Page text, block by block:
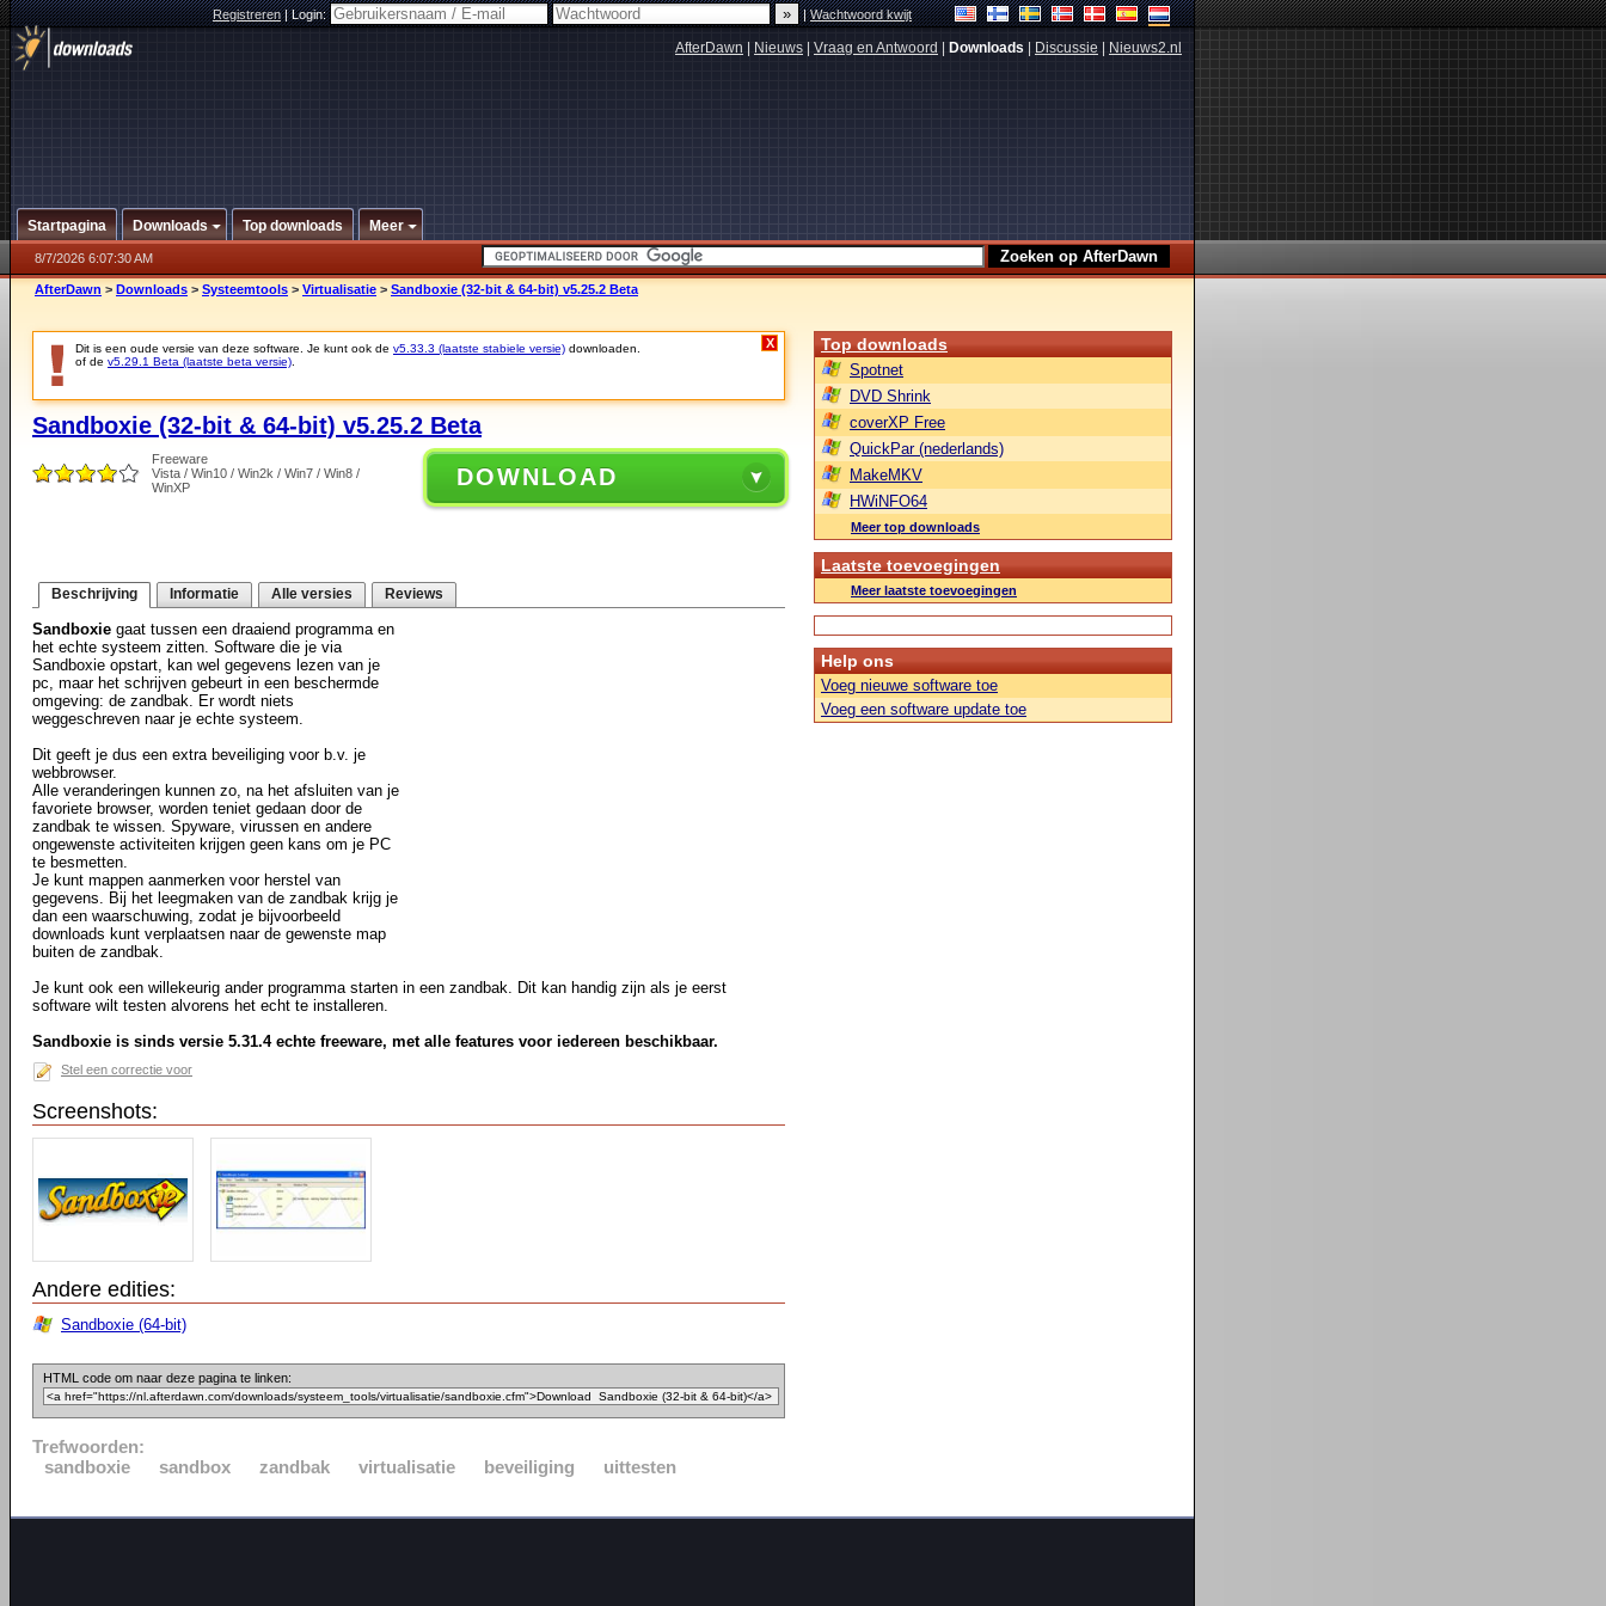
Registreren|Login: |Wachtwoord kwijt
AfterDawn Nieuws Vraag en Antwoord Downloads Discussie Nieuws2.nl
Startpagina Downloads Top downloads Meer
8/7/2026 6:07:30 AM
AfterDawn > Downloads > Systeemtools > Virtualisatie > Sandboxie (32-bit & 64-bit) v5.25.2 Beta
Dit is een oude versie van deze software. Je kunt ook de v5.33.3 (laatste stabiele versie) downloaden.
of de v5.29.1 Beta (laatste beta versie)
X
Sandboxie (32-bit & 64-bit) v5.25.2 Beta
Freeware
Vista / Win10 / Win2k / Win7 / Win8 /
WinXP
DOWNLOAD
Beschrijving Informatie Alle versies Reviews
Sandboxie gaat tussen een draaiend programma en
het echte systeem zitten. Software die je via
Sandboxie opstart, kan wel gegevens lezen van je
pc, maar het schrijven gebeurt in een beschermde
omgeving: de zandbak. Er wordt niets
weggeschreven naar je echte systeem.
Dit geeft je dus een extra beveiliging voor b.v. je
webbrowser.
Alle veranderingen kunnen zo, na het afsluiten van je
favoriete browser, worden teniet gedaan door de
zandbak te wissen. Spyware, virussen en andere
ongewenste activiteiten krijgen geen kans om je PC
te besmetten.
Je kunt mappen aanmerken voor herstel van
gegevens. Bij het leegmaken van de zandbak krijg je
dan een waarschuwing, zodat je bijvoorbeeld
downloads kunt verplaatsen naar de gewenste map
buiten de zandbak.
Je kunt ook een willekeurig ander programma starten in een zandbak. Dit kan handig zijn als je eerst
software wilt testen alvorens het echt te installeren.
Sandboxie is sinds versie 5.31.4 echte freeware, met alle features voor iedereen beschikbaar.
Stel een correctie voor
Screenshots:
Andere edities:
Sandboxie (64-bit)
HTML code om naar deze pagina te linken:
Trefwoorden:
sandboxie
sandbox zandbak virtualisatie beveiliging uittesten
Top downloads
Spotnet
DVD Shrink
coverXP Free
QuickPar (nederlands)
MakeMKV
HWiNFO64
Meer top downloads
Laatste toevoegingen
Meer laatste toevoegingen
Help ons
Voeg nieuwe software toe
Voeg een software update toe